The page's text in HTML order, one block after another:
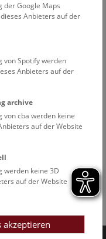
der Google Maps
Anbieters auf der
von Spotify werden
Anbieters auf der
archive
von cba werden keine
auf der Website
werden keine 3D
auf der Website
akzeptieren